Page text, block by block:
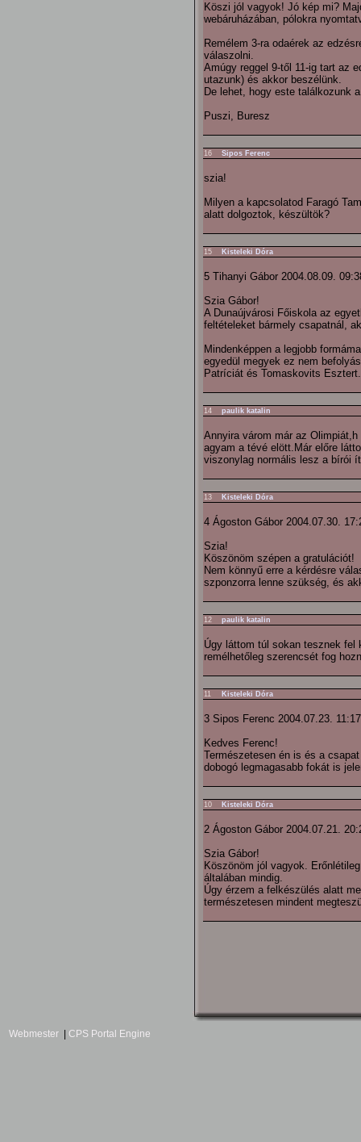
Köszi jól vagyok! Jó kép mi?
webáruházában, pólokra
Remélem 3-ra odaérek az
válaszolni.
Amúgy reggel 9-től 11-ig tart az
utazunk) és akkor beszélünk.
De lehet, hogy este találkozunk
Puszi, Buresz
16 Sipos Ferenc
szia!
Milyen a kapcsolatod Faragó
alatt dolgoztok, készültök?
15 Kisteleki Dóra
5 Tihanyi Gábor 2004.08.09.
Szia Gábor!
A Dunaújvárosi Főiskola az
feltételeket bármely csapatnál,
Mindenképpen a legjobb
egyedül megyek ez nem
Patríciát és Tomaskovits Esztert.
14 paulik katalin
Annyira várom már az
agyam a tévé elött.Már előre
viszonylag normális lesz a bírói
13 Kisteleki Dóra
4 Ágoston Gábor 2004.07.30.
Szia!
Köszönöm szépen a gratulációt!
Nem könnyű erre a kérdésre
szponzorra lenne szükség, és
12 paulik katalin
Úgy láttom túl sokan tesznek fel
remélhetőleg szerencsét fog
11 Kisteleki Dóra
3 Sipos Ferenc 2004.07.23. 11:17
Kedves Ferenc!
Természetesen én is és a
dobogó legmagasabb fokát is
10 Kisteleki Dóra
2 Ágoston Gábor 2004.07.21.
Szia Gábor!
Köszönöm jól vagyok.
általában mindig.
Úgy érzem a felkészülés alatt
természetesen mindent
Webmester CPS Portal Engine